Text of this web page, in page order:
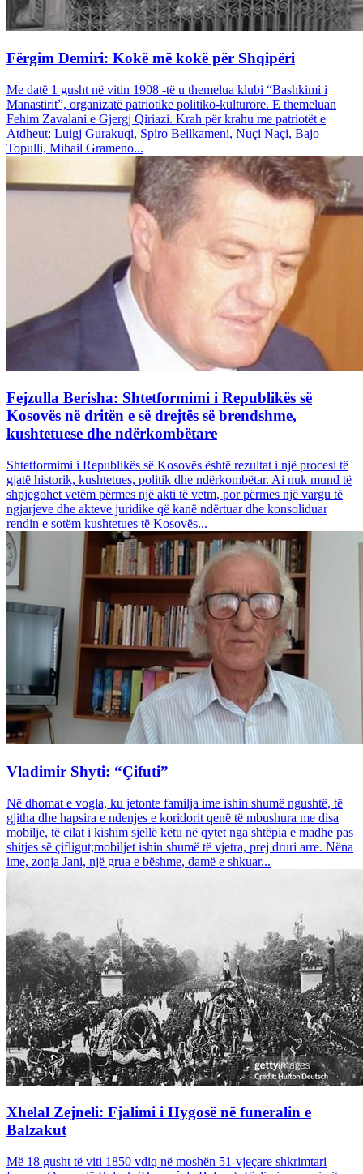
Fërgim Demiri: Kokë më kokë për Shqipëri
Me datë 1 gusht në vitin 1908 -të u themelua klubi “Bashkimi i
Manastirit”, organizatë patriotike politiko-kulturore. E themeluan
Fehim Zavalani e Gjergj Qiriazi. Krah për krahu me patriotët e
Atdheut: Luigj Gurakuqi, Spiro Bellkameni, Nuçi Naçi, Bajo
Topulli, Mihail Grameno...
Fejzulla Berisha: Shtetformimi i Republikës së
Kosovës në dritën e së drejtës së brendshme,
kushtetuese dhe ndërkombëtare
Shtetformimi i Republikës së Kosovës është rezultat i një procesi të
gjatë historik, kushtetues, politik dhe ndërkombëtar. Ai nuk mund të
shpjegohet vetëm përmes një akti të vetm, por përmes një vargu të
ngjarjeve dhe akteve juridike që kanë ndërtuar dhe konsoliduar
rendin e sotëm kushtetues të Kosovës...
Vladimir Shyti: “Çifuti”
Në dhomat e vogla, ku jetonte familja ime ishin shumë ngushtë, të
gjitha dhe hapsira e ndenjes e koridorit qenë të mbushura me disa
mobilje, të cilat i kishim sjellë këtu në qytet nga shtëpia e madhe pas
shitjes së çifligut;mobiljet ishin shumë të vjetra, prej druri arre. Nëna
ime, zonja Jani, një grua e bëshme, damë e shkuar...
Xhelal Zejneli: Fjalimi i Hygosë në funeralin e
Balzakut
Më 18 gusht të viti 1850 vdiq në moshën 51-vjeçare shkrimtari